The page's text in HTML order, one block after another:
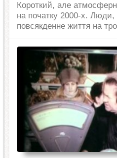
Короткий, але
на початку 2000-х. Люди,
повсякденне життя на